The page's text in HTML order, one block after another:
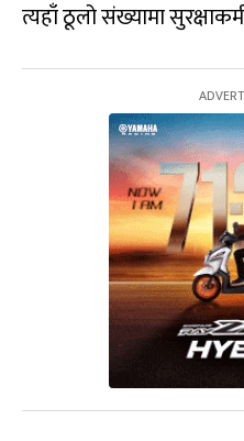
त्यहाँ ठूलो संख्यामा